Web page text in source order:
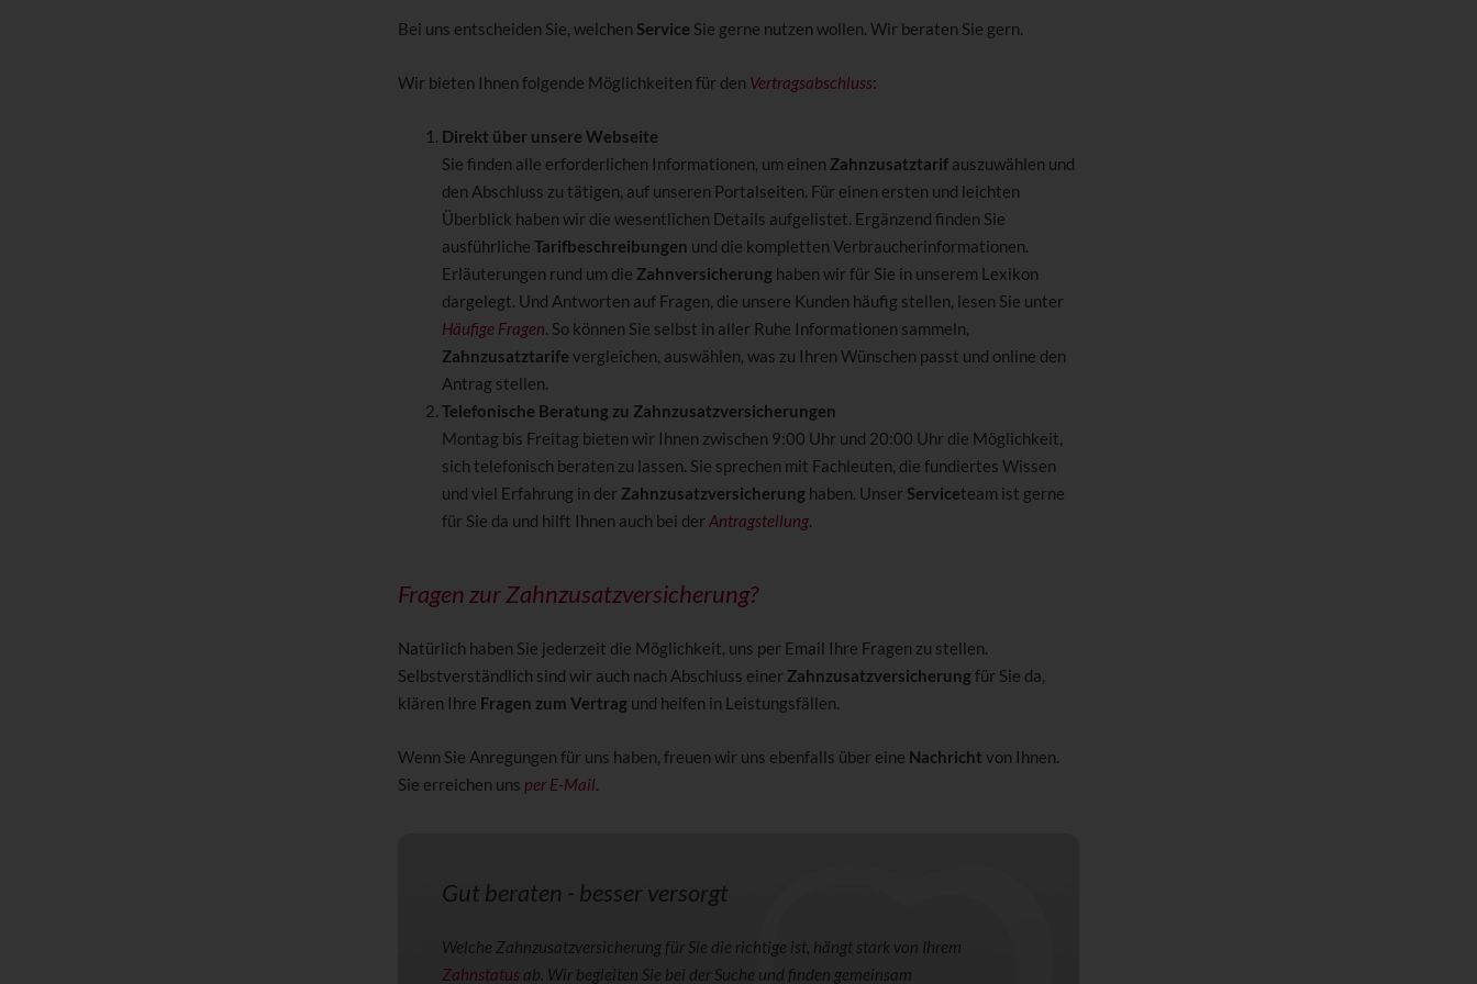
Bei uns entscheiden Sie, welchen Service Sie gerne nutzen wollen. Wir beraten Sie gern.
Wir bieten Ihnen folgende Möglichkeiten für den Vertragsabschluss:
Direkt über unsere Webseite
Sie finden alle erforderlichen Informationen, um einen Zahnzusatztarif auszuwählen und
den Abschluss zu tätigen, auf unseren Portalseiten. Für einen ersten und leichten
Überblick haben wir die wesentlichen Details aufgelistet. Ergänzend finden Sie
ausführliche Tarifbeschreibungen und die kompletten Verbraucherinformationen.
Erläuterungen rund um die Zahnversicherung haben wir für Sie in unserem Lexikon
dargelegt. Und Antworten auf Fragen, die unsere Kunden häufig stellen, lesen Sie unter
Häufige Fragen. So können Sie selbst in aller Ruhe Informationen sammeln,
Zahnzusatztarife vergleichen, auswählen, was zu Ihren Wünschen passt und online den
Antrag stellen.
Telefonische Beratung zu Zahnzusatzversicherungen
Montag bis Freitag bieten wir Ihnen zwischen 9:00 Uhr und 20:00 Uhr die Möglichkeit,
sich telefonisch beraten zu lassen. Sie sprechen mit Fachleuten, die fundiertes Wissen
und viel Erfahrung in der Zahnzusatzversicherung haben. Unser Serviceteam ist gerne
für Sie da und hilft Ihnen auch bei derAntragstellung.
Fragen zur Zahnzusatzversicherung?
Natürlich haben Sie jederzeit die Möglichkeit, uns per Email Ihre Fragen zu stellen.
Selbstverständlich sind wir auch nach Abschluss einer Zahnzusatzversicherungfür Sie da,
klären Ihre Fragen zum Vertrag und helfen in Leistungsfällen.
Wenn Sie Anregungen für uns haben, freuen wir uns ebenfalls über eine Nachricht von Ihnen.
Sie erreichen uns per E-Mail.
Gut beraten - besser versorgt
Welche Zahnzusatzversicherung für Sie die richtige ist, hängt stark von Ihrem
Zahnstatus ab. Wir begleiten Sie bei der Suche und finden gemeinsam